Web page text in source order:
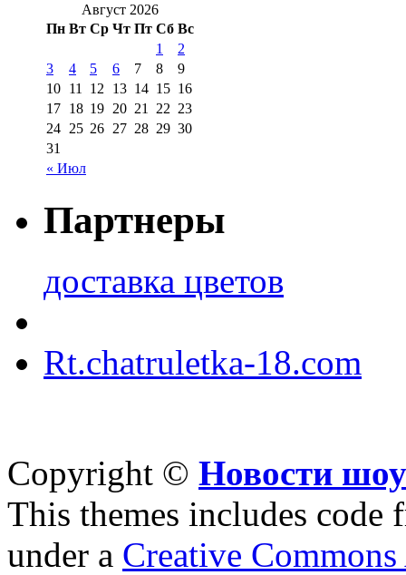
Август 2026
Пн Вт Ср Чт Пт Сб Вс
« Июл
1
2
3
4 5 6 7 8
9
10 11 12 13 14 15 16
17 18 19 20 21 22 23
24 25 26 27 28 29 30
31
Партнеры
доставка цветов
Rt.chatruletka-18.com
Copyright © Новости
This themes includes code
under a Creative